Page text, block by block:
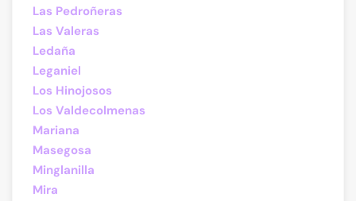
Las Pedroñeras
Las Valeras
Ledaña
Leganiel
Los Hinojosos
Los Valdecolmenas
Mariana
Masegosa
Minglanilla
Mira